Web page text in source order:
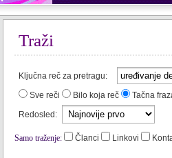
Traži
Ključna reč za pretragu:
Sve reči
Bilo koja reč
Tačna
Redosled:
Samo traženje: Članci Linkovi